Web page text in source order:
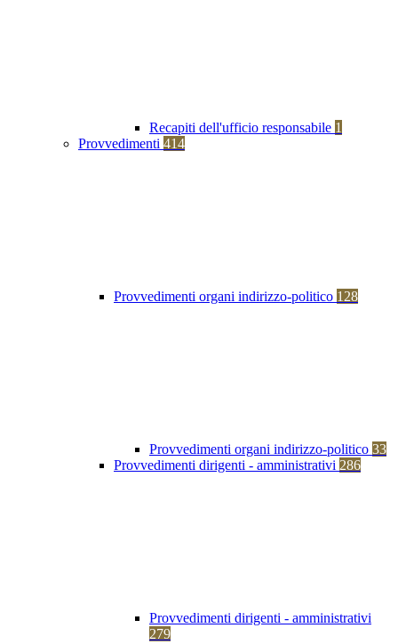
Recapiti dell'ufficio responsabile 1
Provvedimenti 414
Provvedimenti organi indirizzo-politico 128
Provvedimenti organi indirizzo-politico 33
Provvedimenti dirigenti - amministrativi 286
Provvedimenti dirigenti - amministrativi
279